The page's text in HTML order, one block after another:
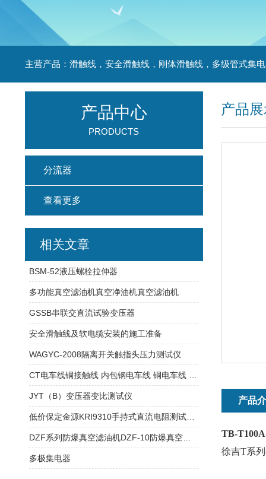
产品
产品
TB-
徐吉T系
产品中心
PRODUCTS
分流器
查看更多
相关文章
BSM-52液压螺栓拉伸器
多功能真空滤油机真空净油机真空滤油机
GSSB串联交直流试验变压器
安全滑触线及软电缆安装的施工准备
WAGYC-2008隔离开关触指头压力测试仪
JYT（B）变压器变比测试仪
多极集电器